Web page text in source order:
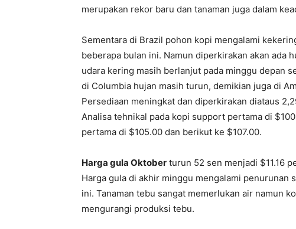
merupakan rekor baru dan tanaman juga dalam
Sementara di Brazil pohon kopi mengalami
beberapa bulan ini. Namun diperkirakan akan ada
udara kering masih berlanjut pada minggu depan
di Columbia hujan masih turun, demikian juga di
Persediaan meningkat dan diperkirakan diataus
Analisa tehnikal pada kopi support pertama di
pertama di $105.00 dan berikut ke $107.00.
Harga gula Oktober turun 52 sen menjadi $11.16
Harga gula di akhir minggu mengalami penurunan
ini. Tanaman tebu sangat memerlukan air namun
mengurangi produksi tebu.